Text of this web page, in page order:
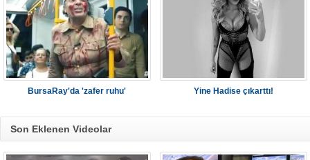
BursaRay'da 'zafer ruhu' Yine Hadise çıkarttı!
Son Eklenen Videolar